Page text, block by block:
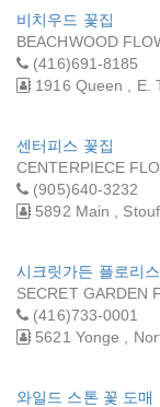
비치우드 꽃집
BEACHWOOD
(416)691-8185
1916 Queen , E.
센터피스 꽃집
CENTERPIECE
(905)640-3232
5892 Main ,
시크릿가든 플로리
SECRET GARDEN
(416)733-0001
5621 Yonge ,
와일드 스톤 꽃 도매